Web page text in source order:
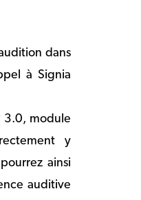
dans
à Signia
3.0, module
y
ainsi
auditive